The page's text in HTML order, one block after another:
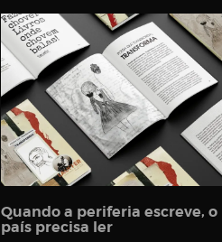
Quando a periferia escreve, o
país precisa ler